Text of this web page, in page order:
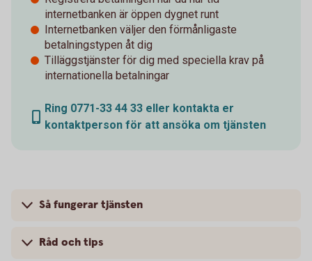
internetbanken är öppen dygnet runt
Internetbanken väljer den förmånligaste
betalningstypen åt dig
Tilläggstjänster för dig med speciella krav på
internationella betalningar
Ring 0771-33 44 33 eller kontakta er
kontaktperson för att ansöka om tjänsten
Så fungerar tjänsten
Råd och tips